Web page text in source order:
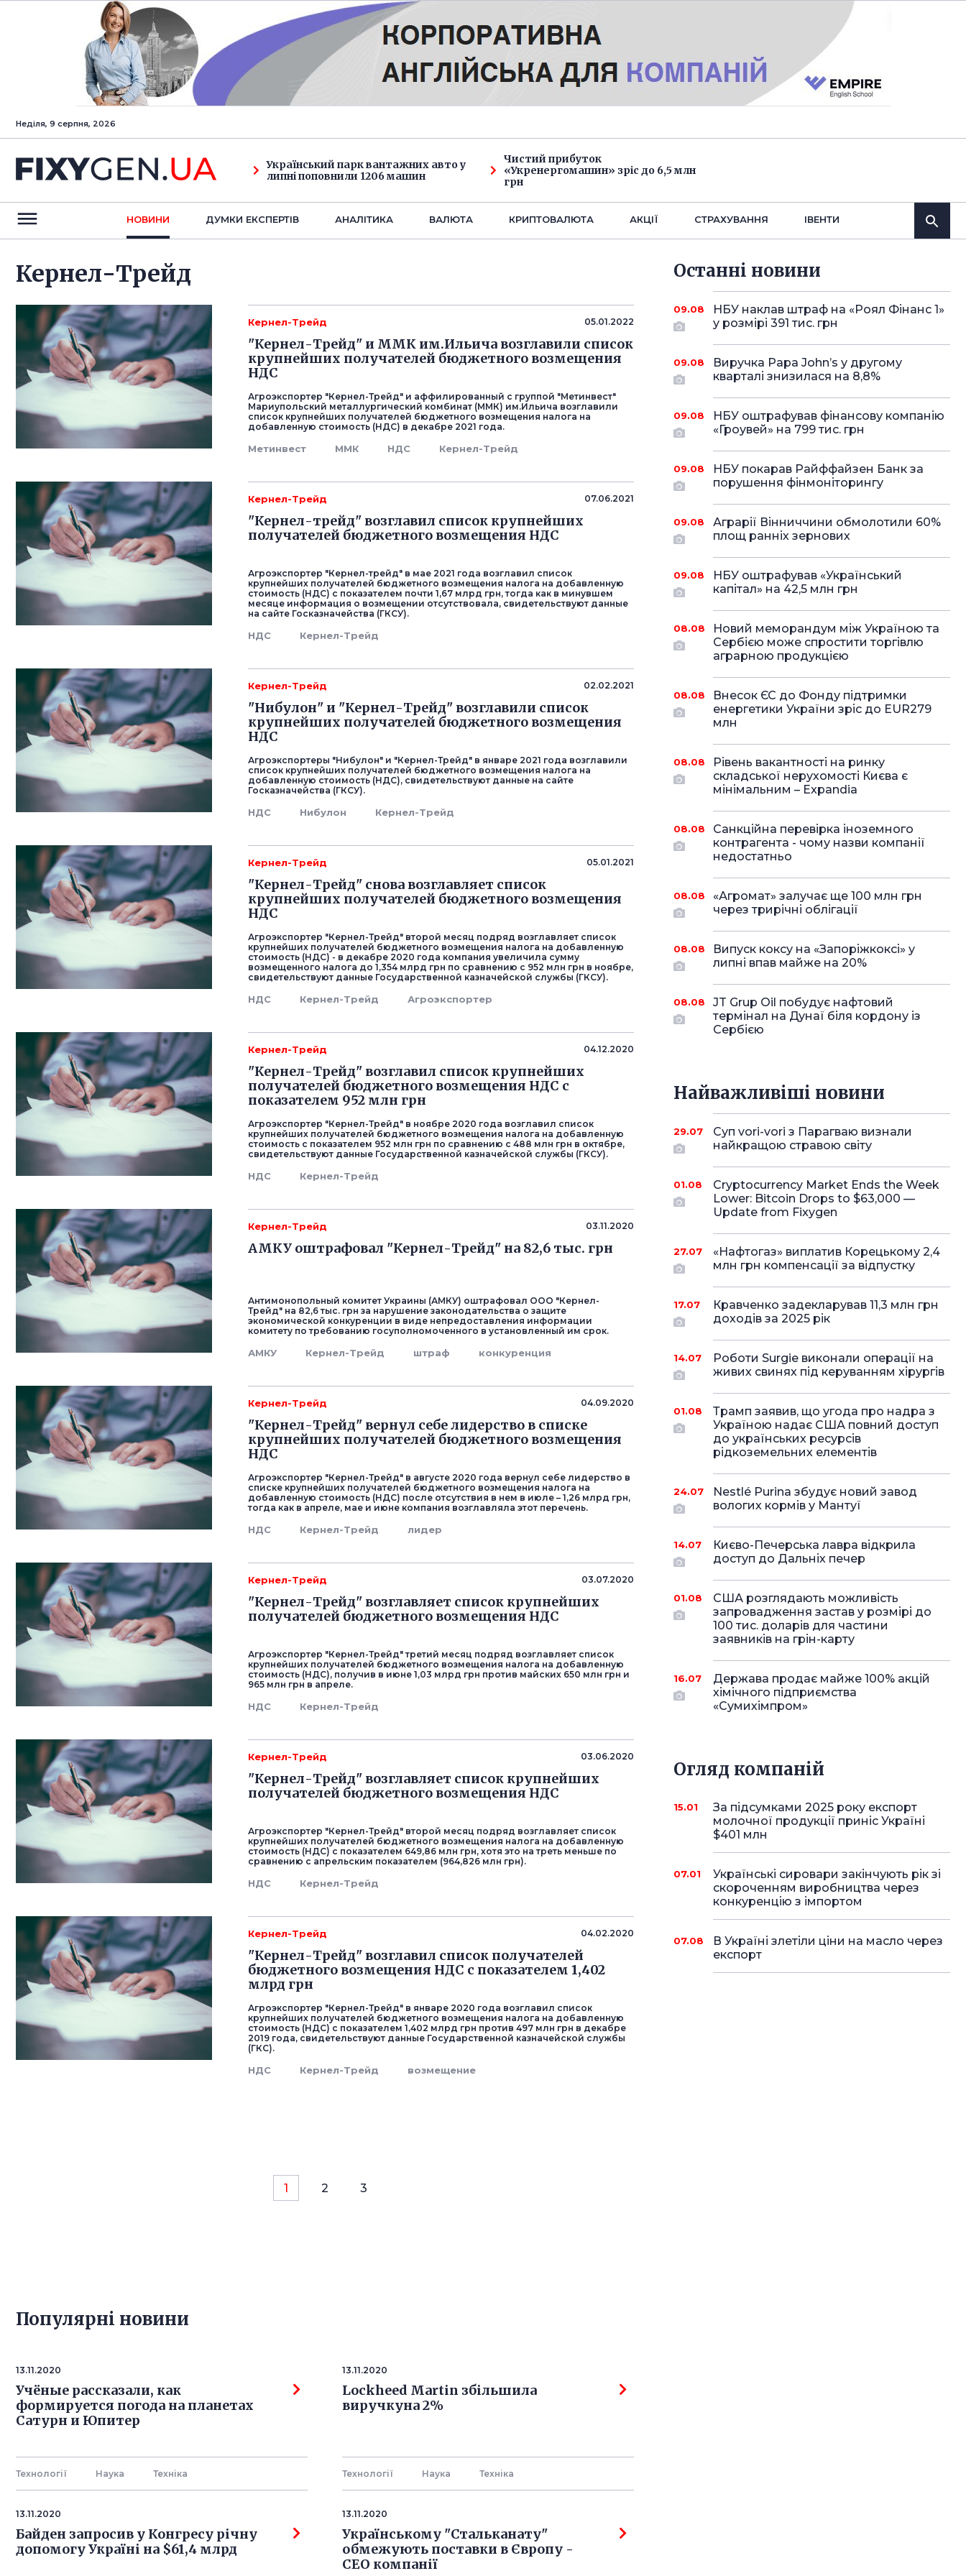
Неділя, 9 серпня, 2026
Український парк вантажних авто у
липні поповнили 1206 машин
Чистий прибуток
«Укренергомашин» зріс до 6,5 млн
грн
НОВИНИ ДУМКИ ЕКСПЕРТIВ АНАЛIТИКА ВАЛЮТА КРИПТОВАЛЮТА АКЦІЇ СТРАХУВАННЯ IВЕНТИ
Кернел-Трейд
Кернел-Трейд 05.01.2022
"Кернел-Трейд" и ММК им.Ильича возглавили список
крупнейших получателей бюджетного возмещения
НДС
Агроэкспортер "Кернел-Трейд" и аффилированный с группой "Метинвест"
Мариупольский металлургический комбинат (ММК) им.Ильича возглавили
список крупнейших получателей бюджетного возмещения налога на
добавленную стоимость (НДС) в декабре 2021 года.
Метинвест ММК НДС Кернел-Трейд
Кернел-Трейд 07.06.2021
"Кернел-трейд" возглавил список крупнейших
получателей бюджетного возмещения НДС
Агроэкспортер "Кернел-трейд" в мае 2021 года возглавил список
крупнейших получателей бюджетного возмещения налога на добавленную
стоимость (НДС) с показателем почти 1,67 млрд грн, тогда как в минувшем
месяце информация о возмещении отсутствовала, свидетельствуют данные
на сайте Госказначейства (ГКСУ).
НДС Кернел-Трейд
Кернел-Трейд 02.02.2021
"Нибулон" и "Кернел-Трейд" возглавили список
крупнейших получателей бюджетного возмещения
НДС
Агроэкспортеры "Нибулон" и "Кернел-Трейд" в январе 2021 года возглавили
список крупнейших получателей бюджетного возмещения налога на
добавленную стоимость (НДС), свидетельствуют данные на сайте
Госказначейства (ГКСУ).
НДС Нибулон Кернел-Трейд
Кернел-Трейд 05.01.2021
"Кернел-Трейд" снова возглавляет список
крупнейших получателей бюджетного возмещения
НДС
Агроэкспортер "Кернел-Трейд" второй месяц подряд возглавляет список
крупнейших получателей бюджетного возмещения налога на добавленную
стоимость (НДС) - в декабре 2020 года компания увеличила сумму
возмещенного налога до 1,354 млрд грн по сравнению с 952 млн грн в ноябре,
свидетельствуют данные Государственной казначейской службы (ГКСУ).
НДС Кернел-Трейд Агроэкспортер
Кернел-Трейд 04.12.2020
"Кернел-Трейд" возглавил список крупнейших
получателей бюджетного возмещения НДС с
показателем 952 млн грн
Агроэкспортер "Кернел-Трейд" в ноябре 2020 года возглавил список
крупнейших получателей бюджетного возмещения налога на добавленную
стоимость с показателем 952 млн грн по сравнению с 488 млн грн в октябре,
свидетельствуют данные Государственной казначейской службы (ГКСУ).
НДС Кернел-Трейд
Кернел-Трейд 03.11.2020
АМКУ оштрафовал "Кернел-Трейд" на 82,6 тыс. грн
Антимонопольный комитет Украины (АМКУ) оштрафовал ООО "Кернел-
Трейд" на 82,6 тыс. грн за нарушение законодательства о защите
экономической конкуренции в виде непредоставления информации
комитету по требованию госуполномоченного в установленный им срок.
АМКУ Кернел-Трейд штраф конкуренция
Кернел-Трейд 04.09.2020
"Кернел-Трейд" вернул себе лидерство в списке
крупнейших получателей бюджетного возмещения
НДС
Агроэкспортер "Кернел-Трейд" в августе 2020 года вернул себе лидерство в
списке крупнейших получателей бюджетного возмещения налога на
добавленную стоимость (НДС) после отсутствия в нем в июле – 1,26 млрд грн,
тогда как в апреле, мае и июне компания возглавляла этот перечень.
НДС Кернел-Трейд лидер
Кернел-Трейд 03.07.2020
"Кернел-Трейд" возглавляет список крупнейших
получателей бюджетного возмещения НДС
Агроэкспортер "Кернел-Трейд" третий месяц подряд возглавляет список
крупнейших получателей бюджетного возмещения налога на добавленную
стоимость (НДС), получив в июне 1,03 млрд грн против майских 650 млн грн и
965 млн грн в апреле.
НДС Кернел-Трейд
Кернел-Трейд 03.06.2020
"Кернел-Трейд" возглавляет список крупнейших
получателей бюджетного возмещения НДС
Агроэкспортер "Кернел-Трейд" второй месяц подряд возглавляет список
крупнейших получателей бюджетного возмещения налога на добавленную
стоимость (НДС) с показателем 649,86 млн грн, хотя это на треть меньше по
сравнению с апрельским показателем (964,826 млн грн).
НДС Кернел-Трейд
Кернел-Трейд 04.02.2020
"Кернел-Трейд" возглавил список получателей
бюджетного возмещения НДС с показателем 1,402
млрд грн
Агроэкспортер "Кернел-Трейд" в январе 2020 года возглавил список
крупнейших получателей бюджетного возмещения налога на добавленную
стоимость (НДС) с показателем 1,402 млрд грн против 497 млн грн в декабре
2019 года, свидетельствуют данные Государственной казначейской службы
(ГКС).
НДС Кернел-Трейд возмещение
1 2 3
Популярнi новини
13.11.2020
Учёные рассказали, как
формируется погода на планетах
Сатурн и Юпитер
Технології Наука Технiка
13.11.2020
Lockheed Martin збільшила
виручкуна 2%
Технології Наука Технiка
13.11.2020
Байден запросив у Конгресу річну
допомогу Україні на $61,4 млрд
13.11.2020
Українському "Стальканату"
обмежують поставки в Європу -
СЕО компанії
Останнi новини
09.08
НБУ наклав штраф на «Роял Фінанс 1»
у розмірі 391 тис. грн
09.08
Виручка Papa John’s у другому
кварталі знизилася на 8,8%
09.08
НБУ оштрафував фінансову компанію
«Гроувей» на 799 тис. грн
09.08
НБУ покарав Райффайзен Банк за
порушення фінмоніторингу
09.08
Аграрії Вінниччини обмолотили 60%
площ ранніх зернових
09.08
НБУ оштрафував «Український
капітал» на 42,5 млн грн
08.08
Новий меморандум між Україною та
Сербією може спростити торгівлю
аграрною продукцією
08.08
Внесок ЄС до Фонду підтримки
енергетики України зріс до EUR279
млн
08.08
Рівень вакантності на ринку
складської нерухомості Києва є
мінімальним – Expandia
08.08
Санкційна перевірка іноземного
контрагента - чому назви компанії
недостатньо
08.08
«Агромат» залучає ще 100 млн грн
через трирічні облігації
08.08
Випуск коксу на «Запоріжкоксі» у
липні впав майже на 20%
08.08
JT Grup Oil побудує нафтовий
термінал на Дунаї біля кордону із
Сербією
Найважливіші новини
29.07
Суп vori-vori з Парагваю визнали
найкращою стравою світу
01.08
Cryptocurrency Market Ends the Week
Lower: Bitcoin Drops to $63,000 —
Update from Fixygen
27.07
«Нафтогаз» виплатив Корецькому 2,4
млн грн компенсації за відпустку
17.07
Кравченко задекларував 11,3 млн грн
доходів за 2025 рік
14.07
Роботи Surgie виконали операції на
живих свинях під керуванням хірургів
01.08
Трамп заявив, що угода про надра з
Україною надає США повний доступ
до українських ресурсів
рідкоземельних елементів
24.07
Nestlé Purina збудує новий завод
вологих кормів у Мантуї
14.07
Києво-Печерська лавра відкрила
доступ до Дальніх печер
01.08
США розглядають можливість
запровадження застав у розмірі до
100 тис. доларів для частини
заявників на грін-карту
16.07
Держава продає майже 100% акцій
хімічного підприємства
«Сумихімпром»
Огляд компаній
15.01
За підсумками 2025 року експорт
молочної продукції приніс Україні
$401 млн
07.01
Українські сировари закінчують рік зі
скороченням виробництва через
конкуренцію з імпортом
07.08
В Україні злетіли ціни на масло через
експорт